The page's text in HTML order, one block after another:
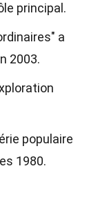
principal.
a
2003.
populaire
1980.